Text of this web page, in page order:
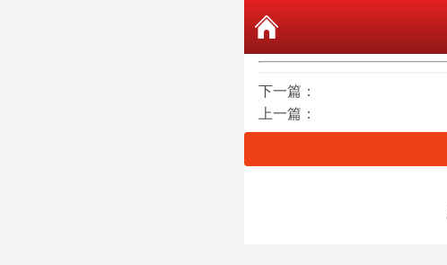
下一篇：
上一篇：